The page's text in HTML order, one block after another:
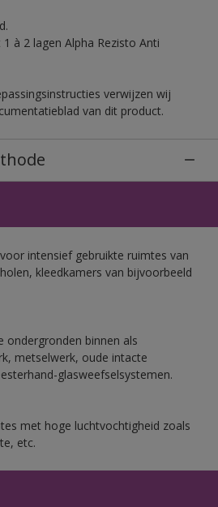
à 2 lagen Alpha Rezisto Anti
verwijzen wij
van dit product.
intensief gebruikte ruimtes van
kleedkamers van bijvoorbeeld
ondergronden binnen als
metselwerk, oude intacte
glasweefselsystemen.
met hoge luchtvochtigheid zoals
etc.